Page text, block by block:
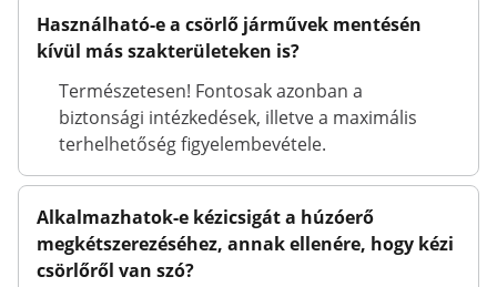
Használható-e a csörlő járművek mentésén
kívül más szakterületeken is?
Természetesen! Fontosak azonban a
biztonsági intézkedések, illetve a maximális
terhelhetőség figyelembevétele.
Alkalmazhatok-e kézicsigát a húzóerő
megkétszerezéséhez, annak ellenére, hogy kézi
csörlőről van szó?